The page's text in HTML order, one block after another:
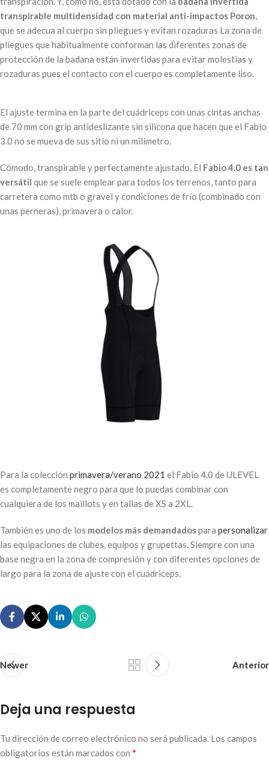
transpirable multidensidad con material anti-impactos Poron,
que se adecua al cuerpo sin pliegues y evitan rozaduras La zona de
pliegues que habitualmente conforman las diferentes zonas de
protección de la badana están invertidas para evitar molestias y
rozaduras pues el contacto con el cuerpo es completamente liso.
El ajuste termina en la parte del cuádriceps con unas cintas anchas
de 70 mm con grip antideslizante sin silicona que hacen que el Fabio
3.0 no se mueva de sus sitio ni un milímetro.
Cómodo, transpirable y perfectamente ajustado. El Fabio 4.0 es tan
versátil que se suele emplear para todos los terrenos, tanto para
carretera como mtb o gravel y condiciones de frío (combinado con
unas perneras), primavera o calor.
Para la colección primavera/verano 2021 el Fabio 4.0 de ULEVEL
es completamente negro para que lo puedas combinar con
cualquiera de los maillots y en tallas de XS a 2XL.
También es uno de los modelos más demandadospara personalizar
las equipaciones de clubes, equipos y grupettas. Siempre con una
base negra en la zona de compresión y con diferentes opciones de
largo para la zona de ajuste con el cuádriceps.
Newer Anterior
Deja una respuesta
Tu dirección de correo electrónico no será publicada. Los campos
obligatorios están marcados con *